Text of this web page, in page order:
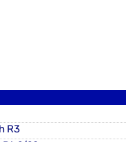
R3